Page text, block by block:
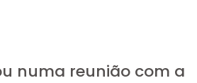
numa reunião com a